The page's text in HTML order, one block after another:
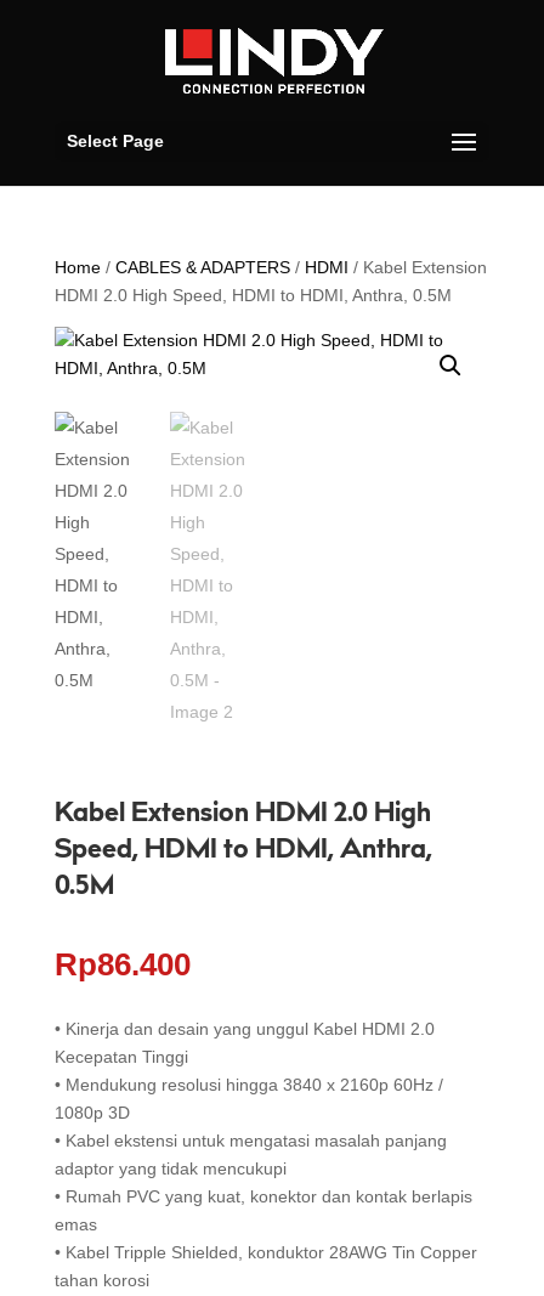
Select Page
Home/ CABLES & ADAPTERS/ HDMI / Kabel Extension
HDMI 2.0 High Speed, HDMI to HDMI, Anthra, 0.5M
Kabel Extension HDMI 2.0 High
Speed, HDMI to HDMI, Anthra,
0.5M
Rp86.400
• Kinerja dan desain yang unggul Kabel HDMI 2.0
Kecepatan Tinggi
• Mendukung resolusi hingga 3840 x 2160p 60Hz /
1080p 3D
• Kabel ekstensi untuk mengatasi masalah panjang
adaptor yang tidak mencukupi
• Rumah PVC yang kuat, konektor dan kontak berlapis
emas
• Kabel Tripple Shielded, konduktor 28AWG Tin Copper
tahan korosi